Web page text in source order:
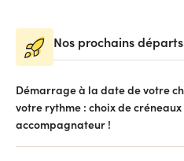
Nos prochains départs
Démarrage à la date de votre
votre rythme : choix de
accompagnateur !